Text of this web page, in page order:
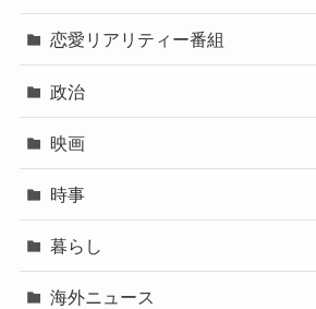
恋愛リアリティー番組
政治
映画
時事
暮らし
海外ニュース